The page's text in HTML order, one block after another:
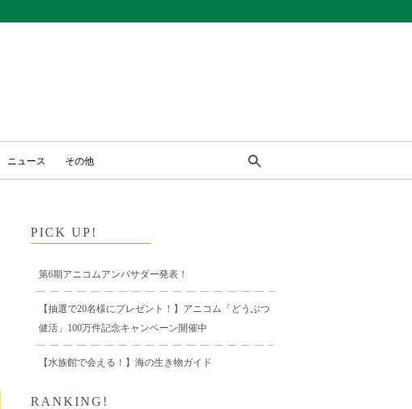
ニュース その他
PICK UP!
第6期アニコムアンバサダー発表！
【抽選で20名様にプレゼント！】アニコム「どうぶつ
健活」100万件記念キャンペーン開催中
【水族館で会える！】海の生き物ガイド
RANKING!